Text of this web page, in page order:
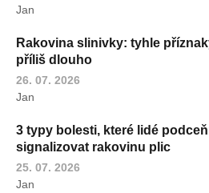
Jan
Rakovina slinivky: tyhle
příliš dlouho
26. 07. 2026
Jan
3 typy bolesti, které lidé
signalizovat rakovinu plic
25. 07. 2026
Jan